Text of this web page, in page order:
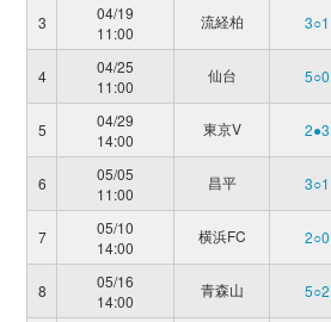
3
04/19
11:00
流経柏 3○1
4
04/25
11:00
仙台 5○0
5
04/29
14:00
東京V 2●3
6
05/05
11:00
昌平 3○1
7
05/10
14:00
横浜FC 2○0
8
05/16
14:00
青森山 5○2